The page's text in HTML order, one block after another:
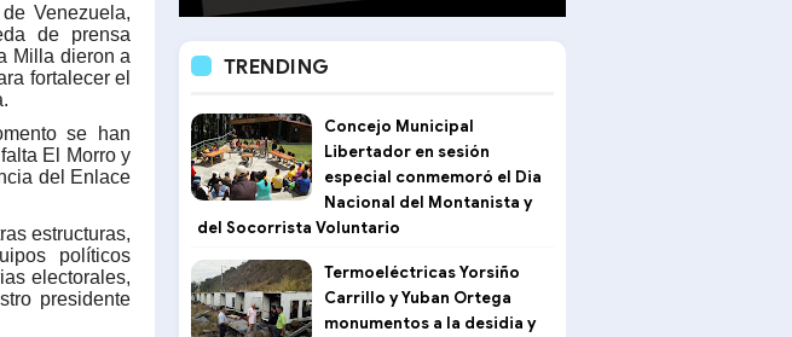
Venezuela,
de prensa
Milla dieron a
fortalecer el
se han
El Morro y
del Enlace
estructuras,
políticos
electorales,
presidente
TRENDING
Concejo Municipal
Libertador en sesión
especial conmemoró el Dia
Nacional del Montanista y
del Socorrista Voluntario
Termoeléctricas Yorsiño
Carrillo y Yuban Ortega
monumentos a la desidia y